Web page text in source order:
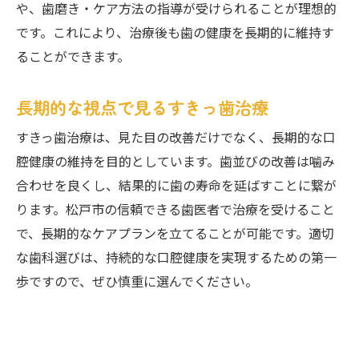
や、歯磨き・ケア方法の指導が受けられることが理想的
です。これにより、治療後も歯の健康を長期的に維持す
ることができます。
長期的な視点で見るすきっ歯治療
すきっ歯治療は、見た目の改善だけでなく、長期的な口
腔健康の維持を目的としています。歯並びの改善は噛み
合わせを良くし、結果的に歯の寿命を延ばすことに繋が
ります。松戸市の信頼できる歯医者で治療を受けること
で、長期的なケアプランを立てることが可能です。適切
な歯科選びは、持続的な口腔健康を実現するための第一
歩ですので、ぜひ慎重に選んでください。